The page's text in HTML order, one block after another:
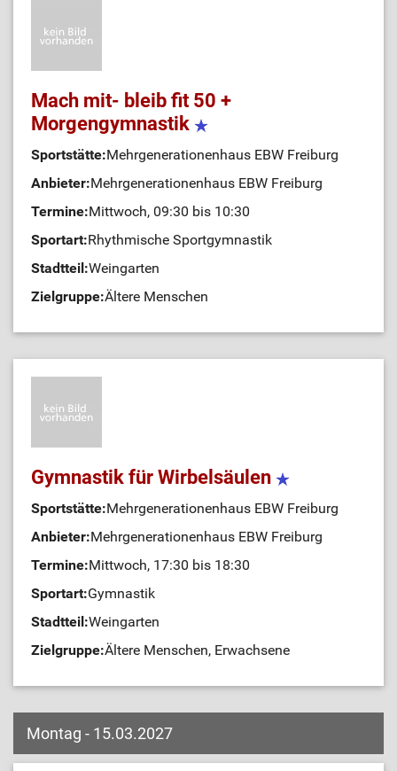
Mach mit- bleib fit 50 +
Morgengymnastik
Sportstätte:Mehrgenerationenhaus EBW Freiburg
Anbieter:Mehrgenerationenhaus EBW Freiburg
Termine:Mittwoch, 09:30 bis 10:30
Sportart:Rhythmische Sportgymnastik
Stadtteil:Weingarten
Zielgruppe:Ältere Menschen
Gymnastik für Wirbelsäulen
Sportstätte:Mehrgenerationenhaus EBW Freiburg
Anbieter:Mehrgenerationenhaus EBW Freiburg
Termine:Mittwoch, 17:30 bis 18:30
Sportart:Gymnastik
Stadtteil:Weingarten
Zielgruppe:Ältere Menschen, Erwachsene
Montag - 15.03.2027